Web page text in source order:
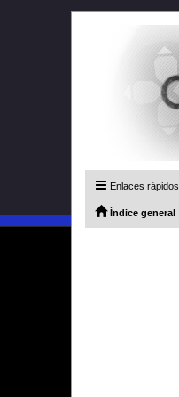
Enlaces rápidos
Índice general